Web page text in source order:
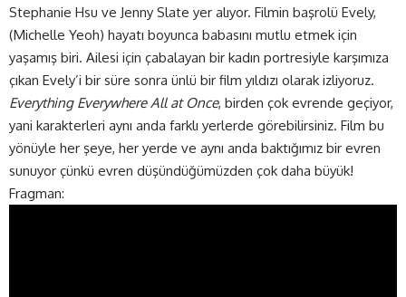
Stephanie Hsu ve Jenny Slate yer alıyor. Filmin başrolü Evely,
(Michelle Yeoh) hayatı boyunca babasını mutlu etmek için
yaşamış biri. Ailesi için çabalayan bir kadın portresiyle karşımıza
çıkan Evely’i bir süre sonra ünlü bir film yıldızı olarak izliyoruz.
Everything Everywhere All at Once, birden çok evrende geçiyor,
yani karakterleri aynı anda farklı yerlerde görebilirsiniz. Film bu
yönüyle her şeye, her yerde ve aynı anda baktığımız bir evren
sunuyor çünkü evren düşündüğümüzden çok daha büyük!
Fragman: